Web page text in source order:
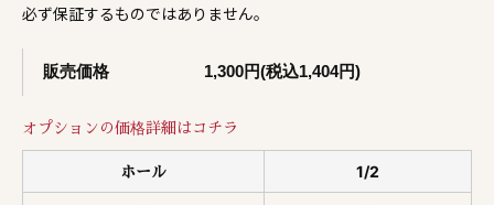
必ず保証するものではありません。
販売価格 1,300円(税込1,404円)
オプションの価格詳細はコチラ
ホール 1/2